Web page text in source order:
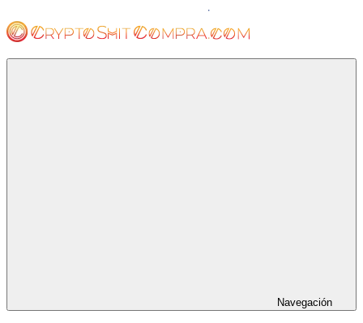
al
contenido
Navegación